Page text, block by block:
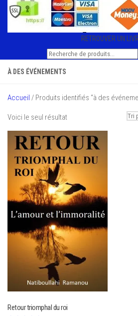
RETROUVER UN
Recherche
À DES ÉVÉNEMENTS
Accueil / Produits identifiés “à des
Voici le seul résultat
Retour triomphal du roi